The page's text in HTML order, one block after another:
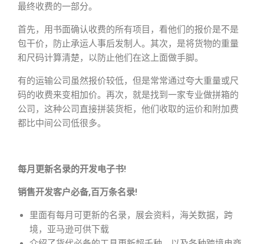
最终收费的一部分。
首先，用书面确认收费的所有项目，看他们的报价是不是
包干价，防止承运人事后发制人。其次，是将货物的重量
和尺码计算清楚，以防止他们在这上面做手脚。
有的运输公司虽然报价较低，但是常常通过夸大重量或尺
码的收费来变相加价。再次，就是找到一家专业做拼箱的
公司，这种公司直接拼装货柜，他们收取的运价和附加费
都比中间公司低很多。
每月更新名录的开发电子书!
销售开发客户必备,百万条名录!
里面有每月可更新的名录，展会资料，海关数据，跨
境，亚马逊可供下载